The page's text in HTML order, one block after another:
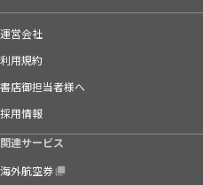
運営会社
利用規約
書店御担当者様へ
採用情報
関連サービス
海外航空券